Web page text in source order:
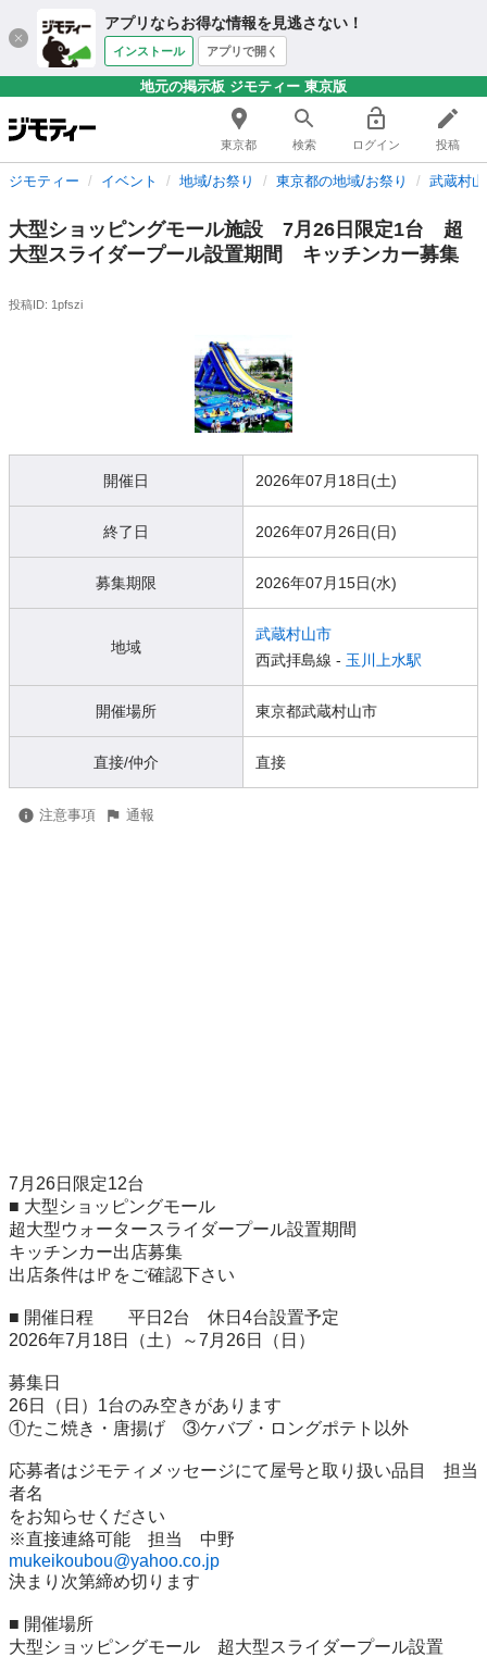
アプリならお得な情報を見逃さない！
インストール アプリで開く
地元の掲示板 ジモティー 東京版
東京都 検索 ログイン 投稿
ジモティー イベント 地域/お祭り 東京都の地域/お祭り 武蔵村
大型ショッピングモール施設 7月26日限定1台 超
大型スライダープール設置期間 キッチンカー募集
投稿ID: 1pfszi
開催日 2026年07月18日(土)
終了日 2026年07月26日(日)
募集期限 2026年07月15日(水)
地域
武蔵村山市
西武拝島線 - 玉川上水駅
開催場所 東京都武蔵村山市
直接/仲介 直接
注意事項 通報
7月26日限定12台
■ 大型ショッピングモール
超大型ウォータースライダープール設置期間
キッチンカー出店募集
出店条件は㏋をご確認下さい
■ 開催日程　　平日2台　休日4台設置予定
2026年7月18日（土）～7月26日（日）
募集日
26日（日）1台のみ空きがあります
①たこ焼き・唐揚げ　③ケバブ・ロングポテト以外
応募者はジモティメッセージにて屋号と取り扱い品目　担当
者名
をお知らせください
mukeikoubou@yahoo.co.jp
決まり次第締め切ります
■ 開催場所
大型ショッピングモール　超大型スライダープール設置